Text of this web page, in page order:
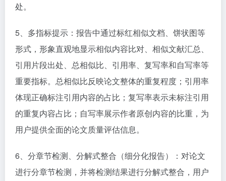
处。​
5、多指标提示：报告中通过标红相似文档、饼状图等
形式，形象直观地显示相似内容比对、相似文献汇总、
引用片段出处、总相似比、引用率、复写率和自写率等
重要指标。总相似比反映论文整体的重复程度；引用率
体现正确标注引用内容的占比；复写率表示未标注引用
的重复内容占比；自写率展示作者原创内容的比重，为
用户提供全面的论文质量评估信息。​
6、分章节检测、分解式整合（细分化报告）：对论文
进行分章节检测，并将检测结果进行分解式整合，用户